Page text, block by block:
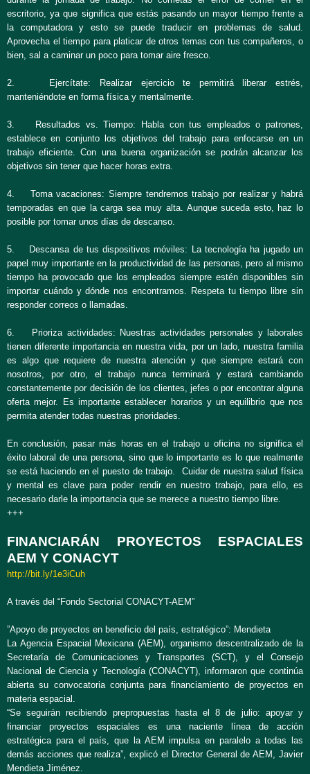
escritorio, ya que significa que estás pasando un mayor tiempo frente a
la computadora y esto se puede traducir en problemas de salud.
Aprovecha el tiempo para platicar de otros temas con tus compañeros, o
bien, sal a caminar un poco para tomar aire fresco.
2. Ejercítate: Realizar ejercicio te permitirá liberar estrés,
manteniéndote en forma física y mentalmente.
3. Resultados vs. Tiempo: Habla con tus empleados o patrones,
establece en conjunto los objetivos del trabajo para enfocarse en un
trabajo eficiente. Con una buena organización se podrán alcanzar los
objetivos sin tener que hacer horas extra.
4. Toma vacaciones: Siempre tendremos trabajo por realizar y habrá
temporadas en que la carga sea muy alta. Aunque suceda esto, haz lo
posible por tomar unos días de descanso.
5. Descansa de tus dispositivos móviles: La tecnología ha jugado un
papel muy importante en la productividad de las personas, pero al mismo
tiempo ha provocado que los empleados siempre estén disponibles sin
importar cuándo y dónde nos encontramos. Respeta tu tiempo libre sin
responder correos o llamadas.
6. Prioriza actividades: Nuestras actividades personales y laborales
tienen diferente importancia en nuestra vida, por un lado, nuestra familia
es algo que requiere de nuestra atención y que siempre estará con
nosotros, por otro, el trabajo nunca terminará y estará cambiando
constantemente por decisión de los clientes, jefes o por encontrar alguna
oferta mejor. Es importante establecer horarios y un equilibrio que nos
permita atender todas nuestras prioridades.
En conclusión, pasar más horas en el trabajo u oficina no significa el
éxito laboral de una persona, sino que lo importante es lo que realmente
se está haciendo en el puesto de trabajo. Cuidar de nuestra salud física
y mental es clave para poder rendir en nuestro trabajo, para ello, es
necesario darle la importancia que se merece a nuestro tiempo libre.
+++
FINANCIARÁN PROYECTOS ESPACIALES
AEM Y CONACYT
http://bit.ly/1e3iCuh
A través del “Fondo Sectorial CONACYT-AEM”
”Apoyo de proyectos en beneficio del país, estratégico”: Mendieta
La Agencia Espacial Mexicana (AEM), organismo descentralizado de la
Secretaría de Comunicaciones y Transportes (SCT), y el Consejo
Nacional de Ciencia y Tecnología (CONACYT), informaron que continúa
abierta su convocatoria conjunta para financiamiento de proyectos en
materia espacial.
“Se seguirán recibiendo prepropuestas hasta el 8 de julio: apoyar y
financiar proyectos espaciales es una naciente línea de acción
estratégica para el país, que la AEM impulsa en paralelo a todas las
demás acciones que realiza”, explicó el Director General de AEM, Javier
Mendieta Jiménez.